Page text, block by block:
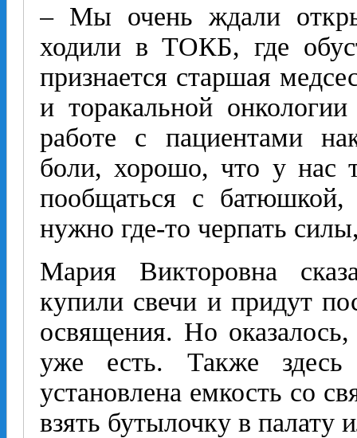
– Мы очень ждали
ходили в ТОКБ, где
признается старшая
и торакальной
работе с пациентами
боли, хорошо, что у нас
пообщаться с батюшкой,
нужно где-то черпать
Мария Викторовна
купили свечи и придут
освящения. Но
уже есть. Также
установлена емкость со
взять бутылочку в палату